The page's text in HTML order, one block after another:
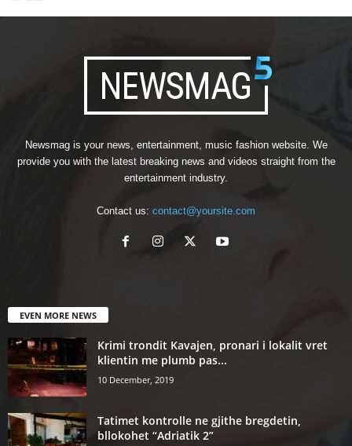
Newsmag is your news, entertainment, music fashion website. We
provide you with the latest breaking news and videos straight from the
entertainment industry.
Contact us: contact@yoursite.com
EVEN MORE NEWS
Krimi trondit Kavajen, pronari i lokalit vret
klientin me plumb pas...
10 December, 2019
Tatimet kontrolle ne gjithe bregdetin,
bllokohet “Adriatik 2”